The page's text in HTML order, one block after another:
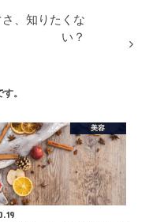
、知りたくな
い？
。
美容